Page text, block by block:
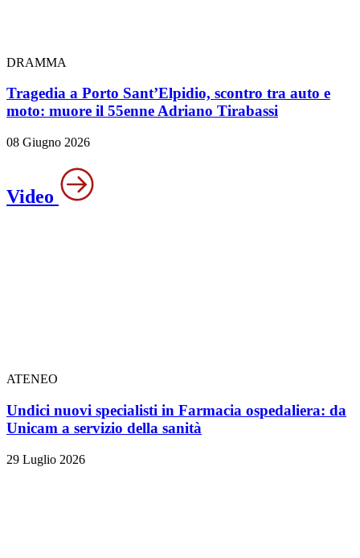
DRAMMA
Tragedia a Porto Sant’Elpidio, scontro tra auto e
moto: muore il 55enne Adriano Tirabassi
08 Giugno 2026
Video
ATENEO
Undici nuovi specialisti in Farmacia ospedaliera: da
Unicam a servizio della sanità
29 Luglio 2026